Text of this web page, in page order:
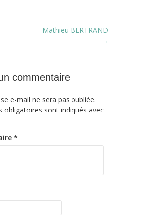
Mathieu BERTRAND
→
commentaire
e-mail ne sera pas publiée.
obligatoires sont indiqués avec
*